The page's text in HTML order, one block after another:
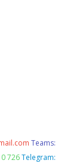
Teams:
726 Telegram: